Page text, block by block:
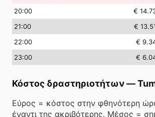
20:00 €
21:00 €
22:00 €
23:00 €
Κόστος δραστηριοτήτων—
Εύρος = κόστος στην φθηνότερη
έναντι της ακριβότερης. Μέσος =